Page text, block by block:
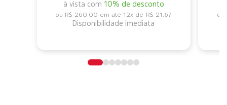
à vista com 10% de desconto
R$ 260,00 12x de R$ 21,67
Disponibilidade imediata